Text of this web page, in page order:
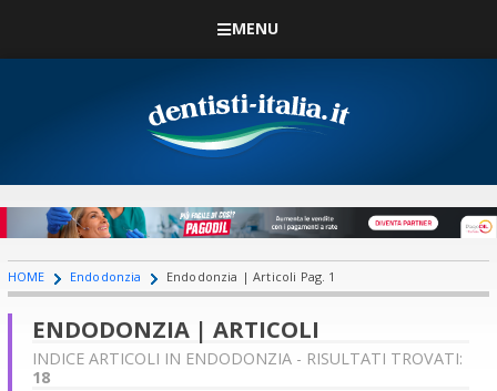
MENU
HOME Endodonzia Endodonzia | Articoli Pag. 1
ENDODONZIA | ARTICOLI
INDICE ARTICOLI IN ENDODONZIA - RISULTATI TROVATI:
18